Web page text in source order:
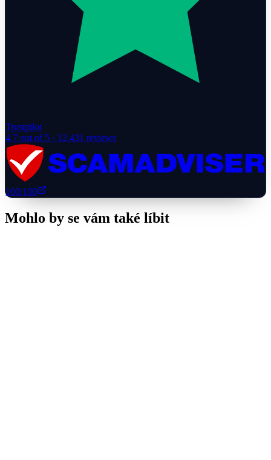
Trustpilot
4.7 out of 5 · 12,431 reviews
100/100
Mohlo by se vám také líbit